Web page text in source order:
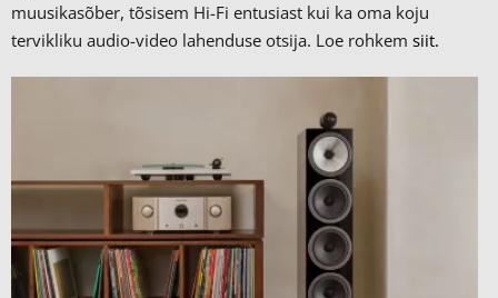
muusikasõber, tõsisem Hi-Fi entusiast kui ka oma koju
tervikliku audio-video lahenduse otsija. Loe rohkem siit.